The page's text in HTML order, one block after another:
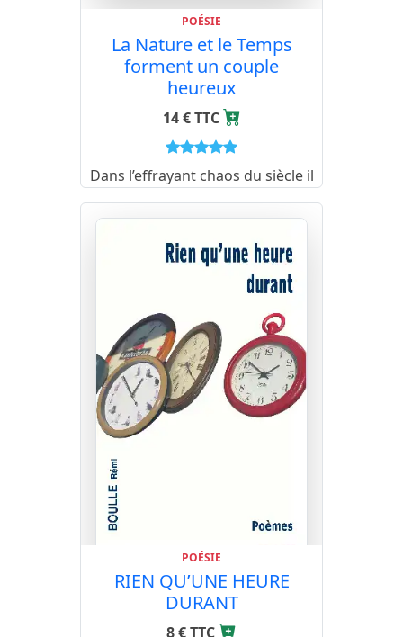
POÉSIE
La Nature et le Temps
forment un couple
heureux
14 € TTC
Dans l’effrayant chaos du siècle il
rigueur et à la simplicité, à la
naïveté parfois, d’une écriture
classique, apporterait à l’esprit
du lecteur un peu de cet
tous tant besoin…
POÉSIE
RIEN QU’UNE HEURE
DURANT
8 € TTC